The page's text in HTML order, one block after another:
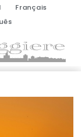
Français